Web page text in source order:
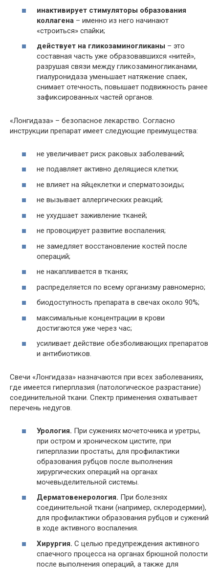
инактивирует стимуляторы образования
коллагена – именно из него начинают
«строиться» спайки;
действует на гликозаминогликаны – это
составная часть уже образовавшихся «нитей»,
разрушая связи между гликозаминогликанами,
гиалуронидаза уменьшает натяжение спаек,
снимает отечность, повышает подвижность ранее
зафиксированных частей органов.
«Лонгидаза» – безопасное лекарство. Согласно
инструкции препарат имеет следующие преимущества:
не увеличивает риск раковых заболеваний;
не подавляет активно делящиеся клетки;
не влияет на яйцеклетки и сперматозоиды;
не вызывает аллергических реакций;
не ухудшает заживление тканей;
не провоцирует развитие воспаления;
не замедляет восстановление костей после
операций;
не накапливается в тканях;
распределяется по всему организму равномерно;
биодоступность препарата в свечах около 90%;
максимальные концентрации в крови
достигаются уже через час;
усиливает действие обезболивающих препаратов
и антибиотиков.
Свечи «Лонгидаза» назначаются при всех заболеваниях,
где имеется гиперплазия (патологическое разрастание)
соединительной ткани. Спектр применения охватывает
перечень недугов.
Урология. При сужениях мочеточника и уретры,
при остром и хроническом цистите, при
гиперплазии простаты, для профилактики
образования рубцов после выполнения
хирургических операций на органах
мочевыделительной системы.
Дерматовенерология. При болезнях
соединительной ткани (например, склеродермии),
для профилактики образования рубцов и сужений
в ходе активного воспаления.
Хирургия. С целью предупреждения активного
спаечного процесса на органах брюшной полости
после выполнения операций, а также для